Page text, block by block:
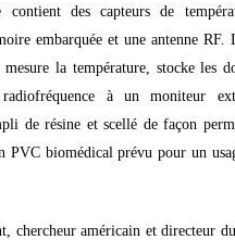
contient des capteurs de
embarquée et une antenne RF.
la température, stocke les
à un moniteur
de résine et scellé de façon
PVC biomédical prévu pour un
chercheur américain et directeur